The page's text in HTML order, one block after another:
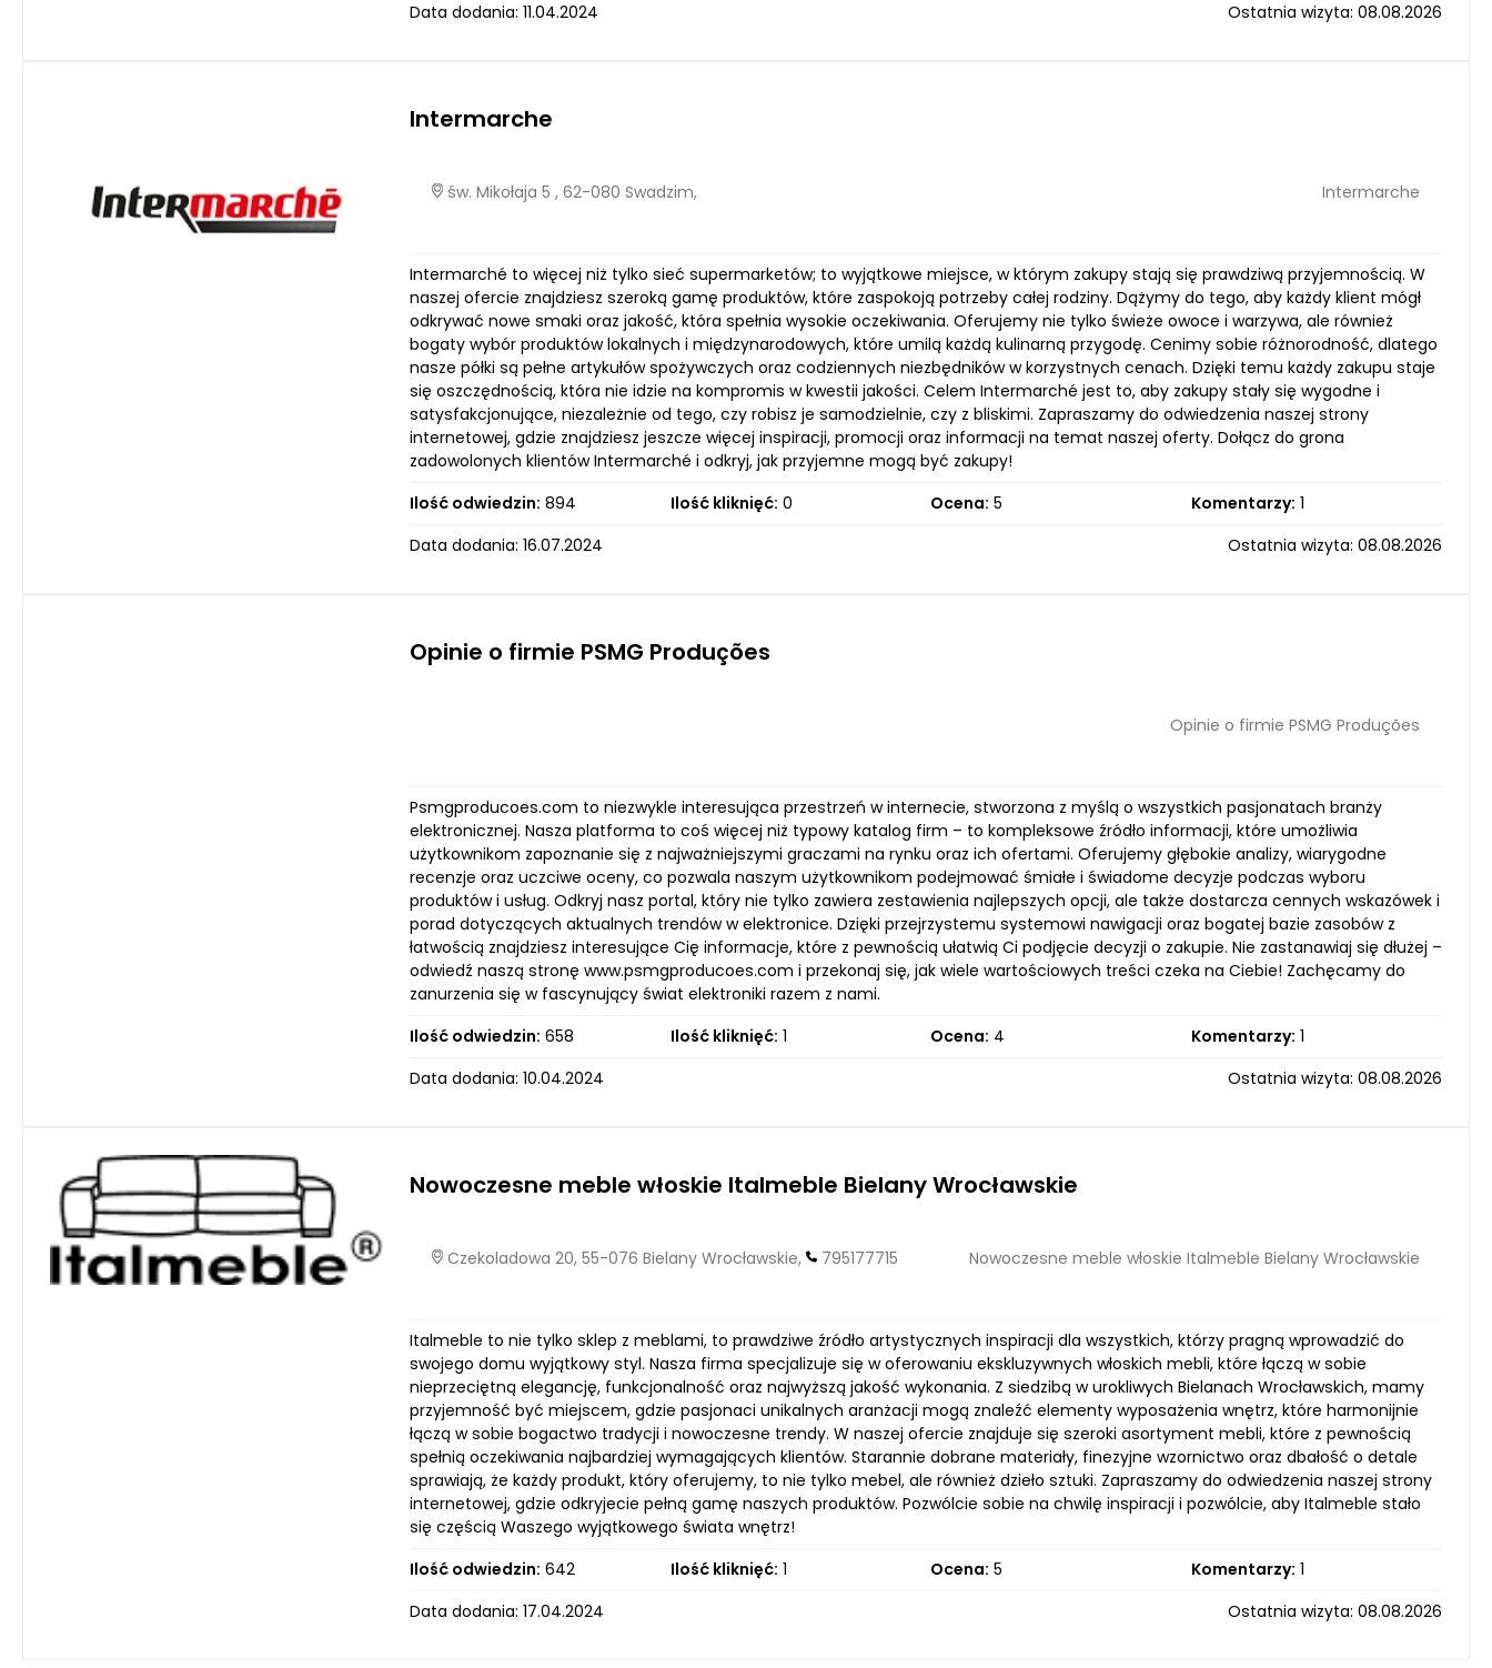
Data dodania: 11.04.2024
Ostatnia wizyta: 08.08.2026
Intermarche
św. Mikołaja 5 , 62-080 Swadzim, Intermarche
Intermarché to więcej niż tylko sieć supermarketów; to wyjątkowe miejsce, w którym zakupy stają się prawdziwą przyjemnością. W
naszej ofercie znajdziesz szeroką gamę produktów, które zaspokoją potrzeby całej rodziny. Dążymy do tego, aby każdy klient mógł
odkrywać nowe smaki oraz jakość, która spełnia wysokie oczekiwania. Oferujemy nie tylko świeże owoce i warzywa, ale również
bogaty wybór produktów lokalnych i międzynarodowych, które umilą każdą kulinarną przygodę. Cenimy sobie różnorodność, dlatego
nasze półki są pełne artykułów spożywczych oraz codziennych niezbędników w korzystnych cenach. Dzięki temu każdy zakupu staje
się oszczędnością, która nie idzie na kompromis w kwestii jakości. Celem Intermarché jest to, aby zakupy stały się wygodne i
satysfakcjonujące, niezależnie od tego, czy robisz je samodzielnie, czy z bliskimi. Zapraszamy do odwiedzenia naszej strony
internetowej, gdzie znajdziesz jeszcze więcej inspiracji, promocji oraz informacji na temat naszej oferty. Dołącz do grona
zadowolonych klientów Intermarché i odkryj, jak przyjemne mogą być zakupy!
Ilość odwiedzin: 894 Ilość kliknięć: 0 Ocena: 5 Komentarzy: 1
Data dodania: 16.07.2024
Ostatnia wizyta: 08.08.2026
Opinie o firmie PSMG Produções
Opinie o firmie PSMG Produções
Psmgproducoes.com to niezwykle interesująca przestrzeń w internecie, stworzona z myślą o wszystkich pasjonatach branży
elektronicznej. Nasza platforma to coś więcej niż typowy katalog firm – to kompleksowe źródło informacji, które umożliwia
użytkownikom zapoznanie się z najważniejszymi graczami na rynku oraz ich ofertami. Oferujemy głębokie analizy, wiarygodne
recenzje oraz uczciwe oceny, co pozwala naszym użytkownikom podejmować śmiałe i świadome decyzje podczas wyboru
produktów i usług. Odkryj nasz portal, który nie tylko zawiera zestawienia najlepszych opcji, ale także dostarcza cennych wskazówek i
porad dotyczących aktualnych trendów w elektronice. Dzięki przejrzystemu systemowi nawigacji oraz bogatej bazie zasobów z
łatwością znajdziesz interesujące Cię informacje, które z pewnością ułatwią Ci podjęcie decyzji o zakupie. Nie zastanawiaj się dłużej –
odwiedź naszą stronę www.psmgproducoes.com i przekonaj się, jak wiele wartościowych treści czeka na Ciebie! Zachęcamy do
zanurzenia się w fascynujący świat elektroniki razem z nami.
Ilość odwiedzin: 658 Ilość kliknięć: 1 Ocena: 4 Komentarzy: 1
Data dodania: 10.04.2024
Ostatnia wizyta: 08.08.2026
Nowoczesne meble włoskie Italmeble Bielany Wrocławskie
Czekoladowa 20, 55-076 Bielany Wrocławskie, 795177715 Nowoczesne meble włoskie Italmeble Bielany Wrocławskie
Italmeble to nie tylko sklep z meblami, to prawdziwe źródło artystycznych inspiracji dla wszystkich, którzy pragną wprowadzić do
swojego domu wyjątkowy styl. Nasza firma specjalizuje się w oferowaniu ekskluzywnych włoskich mebli, które łączą w sobie
nieprzeciętną elegancję, funkcjonalność oraz najwyższą jakość wykonania. Z siedzibą w urokliwych Bielanach Wrocławskich, mamy
przyjemność być miejscem, gdzie pasjonaci unikalnych aranżacji mogą znaleźć elementy wyposażenia wnętrz, które harmonijnie
łączą w sobie bogactwo tradycji i nowoczesne trendy. W naszej ofercie znajduje się szeroki asortyment mebli, które z pewnością
spełnią oczekiwania najbardziej wymagających klientów. Starannie dobrane materiały, finezyjne wzornictwo oraz dbałość o detale
sprawiają, że każdy produkt, który oferujemy, to nie tylko mebel, ale również dzieło sztuki. Zapraszamy do odwiedzenia naszej strony
internetowej, gdzie odkryjecie pełną gamę naszych produktów. Pozwólcie sobie na chwilę inspiracji i pozwólcie, aby Italmeble stało
się częścią Waszego wyjątkowego świata wnętrz!
Ilość odwiedzin: 642 Ilość kliknięć: 1 Ocena: 5 Komentarzy: 1
Data dodania: 17.04.2024
Ostatnia wizyta: 08.08.2026